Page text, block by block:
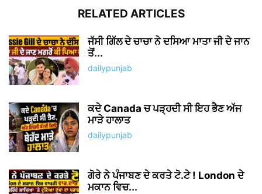
RELATED ARTICLES
ਜੱਸੀ ਗਿੱਲ ਦੇ ਚਾਚਾ ਨੇ ਦਸਿਆ ਮਾਤਾ ਜੀ ਦੇ ਜਾਨ
ਤੋਂ...
dailypunjab
ਕਦੇ Canada ਚ ਪੜ੍ਹਦੀ ਸੀ ਇਹ ਭੈਣ ਅੱਜ
ਮਾੜੇ ਹਾਲਾਤ
dailypunjab
ਗੋਰੇ ਨੇ ਪੰਜਾਬਣ ਦੇ ਕਰਤੇ ਟੋ.ਟੇ ! London ਦੇ
ਮਕਾਨ ਵਿਚ...